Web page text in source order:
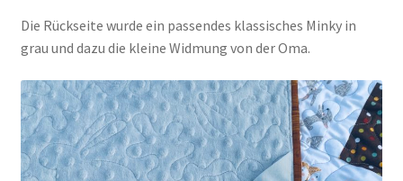
Die Rückseite wurde ein passendes klassisches Minky in
grau und dazu die kleine Widmung von der Oma.